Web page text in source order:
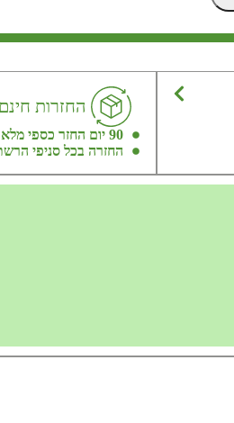
החזרות חינם
90 יום החזר כספי מלא
החזרה בכל סניפי